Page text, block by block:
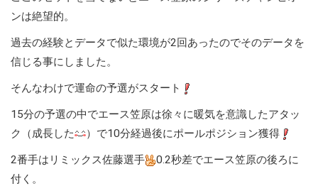
ンは絶望的。
過去の経験とデータで似た環境が2回あったのでそのデータを
信じる事にしました。
そんなわけで運命の予選がスタート
15分の予選の中でエース笠原は徐々に暖気を意識したアタッ
ク（成長した
）で10分経過後にポールポジション獲得
2番手はリミックス佐藤選手
0.2秒差でエース笠原の後ろに
付く。